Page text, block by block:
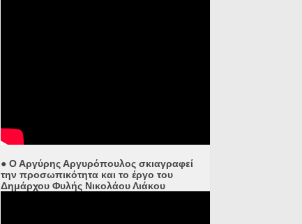
● Ο Αργύρης Αργυρόπουλος σκιαγραφεί
την προσωπικότητα και το έργο του
Δημάρχου Φυλής Νικολάου Λιάκου